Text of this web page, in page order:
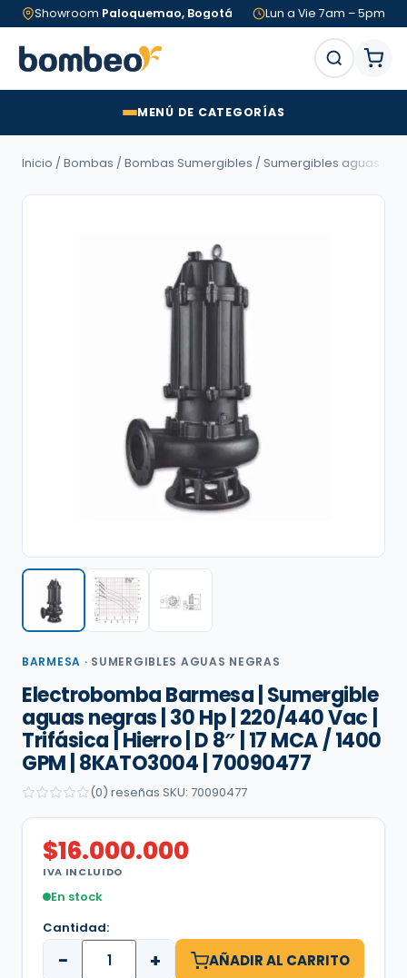
Showroom Paloquemao, Bogotá Lun a Vie 7am – 5pm
MENÚ DE CATEGORÍAS
Inicio / Bombas / Bombas Sumergibles / Sumergibles aguas
BARMESA · SUMERGIBLES AGUAS NEGRAS
Electrobomba Barmesa | Sumergible
aguas negras | 30 Hp | 220/440 Vac |
Trifásica | Hierro | D 8″ | 17 MCA / 1400
GPM | 8KATO3004 | 70090477
(0) reseñas SKU: 70090477
$16.000.000
IVA INCLUIDO
En stock
Cantidad:
− + AÑADIR AL CARRITO